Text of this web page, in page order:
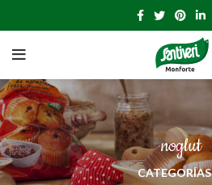
noglut
CATEGORÍAS